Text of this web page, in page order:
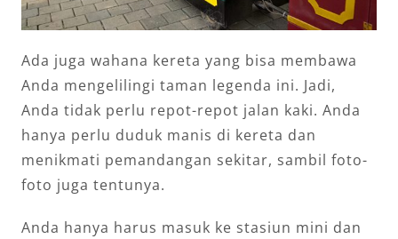
Ada juga wahana kereta yang bisa membawa
Anda mengelilingi taman legenda ini. Jadi,
Anda tidak perlu repot-repot jalan kaki. Anda
hanya perlu duduk manis di kereta dan
menikmati pemandangan sekitar, sambil foto-
foto juga tentunya.
Anda hanya harus masuk ke stasiun mini dan